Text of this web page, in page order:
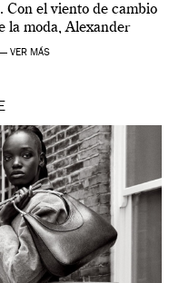
Con el viento de cambio
la moda, Alexander
para una […]
VER MÁS